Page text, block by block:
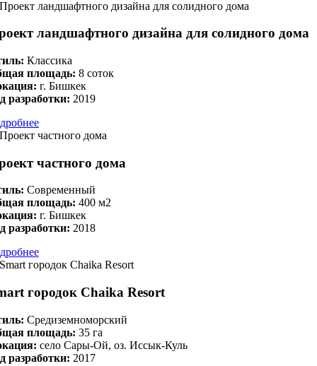
ландшафтного дизайна для солидного дома
Классика
площадь: 8 соток
г. Бишкек
разработки: 2019
частного дома
Современный
площадь: 400 м2
г. Бишкек
разработки: 2018
городок Chaika Resort
Средиземноморский
площадь: 35 га
село Сары-Ой, оз. Иссык-Куль
разработки: 2017